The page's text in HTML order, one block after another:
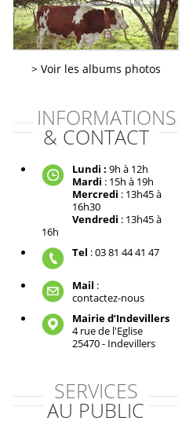
Voir les albums photos
INFORMATIONS
& CONTACT
Lundi : 9h à 12h
Mardi : 15h à 19h
Mercredi : 13h45 à
16h30
Vendredi : 13h45 à
16h
Tel : 03 81 44 41 47
Mail :
contactez-nous
Mairie d’Indevillers
4 rue de l'Eglise
25470 - Indevillers
SERVICES
AU PUBLIC